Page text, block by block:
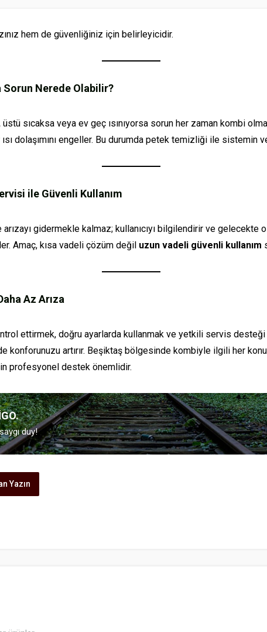
hem de güvenliğiniz için belirleyicidir.
Sorun Nerede Olabilir?
sıcaksa veya ev geç ısınıyorsa sorun her zaman kombi
dolaşımını engeller. Bu durumda petek temizliği ile sistemin
ile Güvenli Kullanım
gidermekle kalmaz; kullanıcıyı bilgilendirir ve gelecekte
Amaç, kısa vadeli çözüm değil uzun vadeli güvenli kullanım
Az Arıza
ettirmek, doğru ayarlarda kullanmak ve yetkili servis desteği
konforunuzu artırır. Beşiktaş bölgesinde kombiyle ilgili her
profesyonel destek önemlidir.
duy!
Yazın